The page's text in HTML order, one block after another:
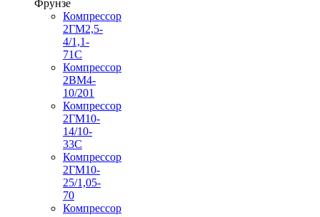
Фрунзе
Компрессор
2ГМ2,5-
4/1,1-
71С
Компрессор
2ВМ4-
10/201
Компрессор
2ГМ10-
14/10-
33С
Компрессор
2ГМ10-
25/1,05-
70
Компрессор